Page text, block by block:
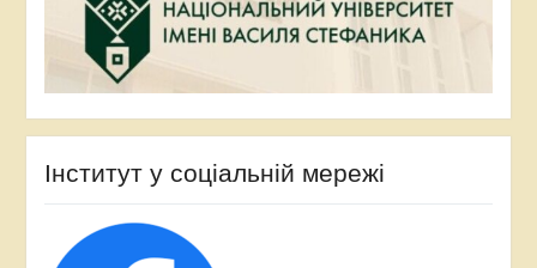
Інститут у соціальній мережі